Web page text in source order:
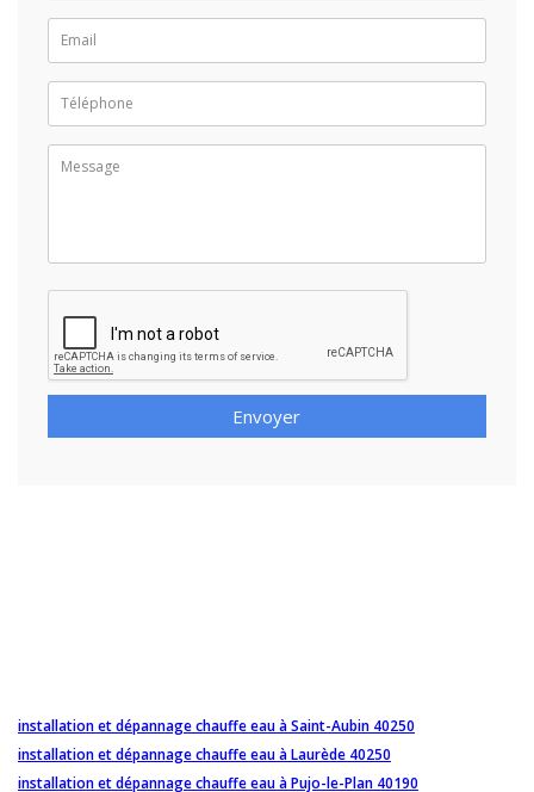
Envoyer
installation et dépannage chauffe eau à Saint-Aubin 40250
installation et dépannage chauffe eau à Laurède 40250
installation et dépannage chauffe eau à Pujo-le-Plan 40190